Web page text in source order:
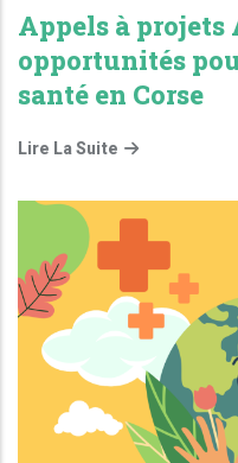
Appels à projets
opportunités
santé en Corse
Lire La Suite